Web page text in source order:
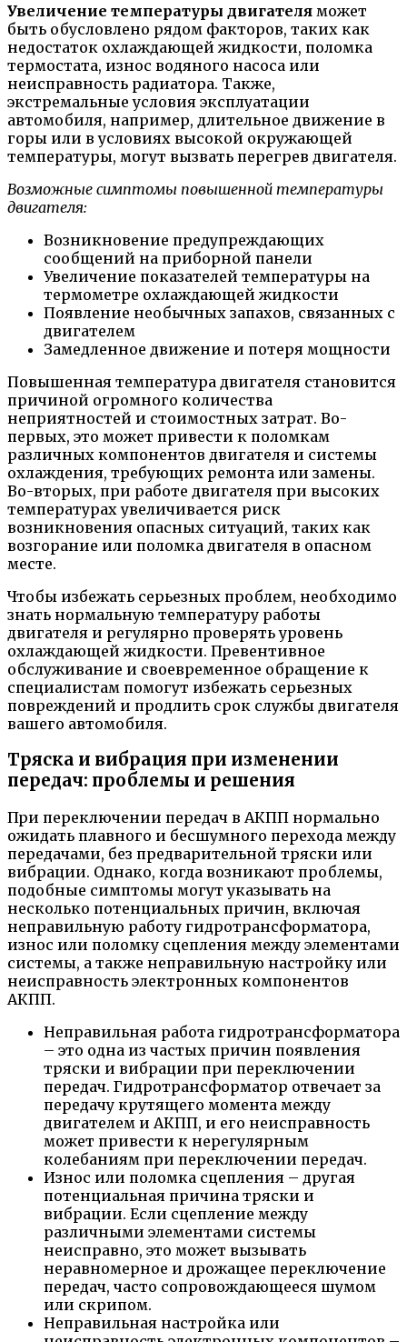
Увеличение температуры двигателя может
быть обусловлено рядом факторов, таких как
недостаток охлаждающей жидкости, поломка
термостата, износ водяного насоса или
неисправность радиатора. Также,
экстремальные условия эксплуатации
автомобиля, например, длительное движение в
горы или в условиях высокой окружающей
температуры, могут вызвать перегрев двигателя.
Возможные симптомы повышенной температуры
двигателя:
Возникновение предупреждающих
сообщений на приборной панели
Увеличение показателей температуры на
термометре охлаждающей жидкости
Появление необычных запахов, связанных с
двигателем
Замедленное движение и потеря мощности
Повышенная температура двигателя становится
причиной огромного количества
неприятностей и стоимостных затрат. Во-
первых, это может привести к поломкам
различных компонентов двигателя и системы
охлаждения, требующих ремонта или замены.
Во-вторых, при работе двигателя при высоких
температурах увеличивается риск
возникновения опасных ситуаций, таких как
возгорание или поломка двигателя в опасном
месте.
Чтобы избежать серьезных проблем, необходимо
знать нормальную температуру работы
двигателя и регулярно проверять уровень
охлаждающей жидкости. Превентивное
обслуживание и своевременное обращение к
специалистам помогут избежать серьезных
повреждений и продлить срок службы двигателя
вашего автомобиля.
Тряска и вибрация при изменении
передач: проблемы и решения
При переключении передач в АКПП нормально
ожидать плавного и бесшумного перехода между
передачами, без предварительной тряски или
вибрации. Однако, когда возникают проблемы,
подобные симптомы могут указывать на
несколько потенциальных причин, включая
неправильную работу гидротрансформатора,
износ или поломку сцепления между элементами
системы, а также неправильную настройку или
неисправность электронных компонентов
АКПП.
Неправильная работа гидротрансформатора
– это одна из частых причин появления
тряски и вибрации при переключении
передач. Гидротрансформатор отвечает за
передачу крутящего момента между
двигателем и АКПП, и его неисправность
может привести к нерегулярным
колебаниям при переключении передач.
Износ или поломка сцепления – другая
потенциальная причина тряски и
вибрации. Если сцепление между
различными элементами системы
неисправно, это может вызывать
неравномерное и дрожащее переключение
передач, часто сопровождающееся шумом
или скрипом.
Неправильная настройка или